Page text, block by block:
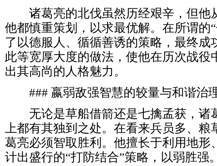
诸葛亮的北伐虽然历经艰辛，但他
他都慎重策划，以求最优解。在所谓的
了以德服人、循循善诱的策略，最终成
此等宽厚大度的做法，使他在历次战役
出其高尚的人格魅力。
### 嬴弱敌强智慧的较量与和谐治
无论是草船借箭还是七擒孟获，诸
上都有其独到之处。在看来兵员多、
葛亮必须智取胜利。他擅长于利用地形
计出盛行的“打防结合”策略，以弱胜强